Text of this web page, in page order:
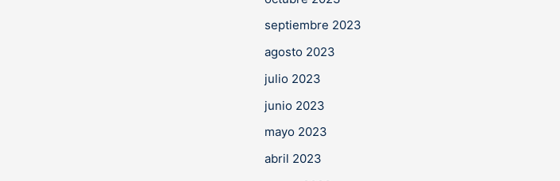
septiembre 2023
agosto 2023
julio 2023
junio 2023
mayo 2023
abril 2023